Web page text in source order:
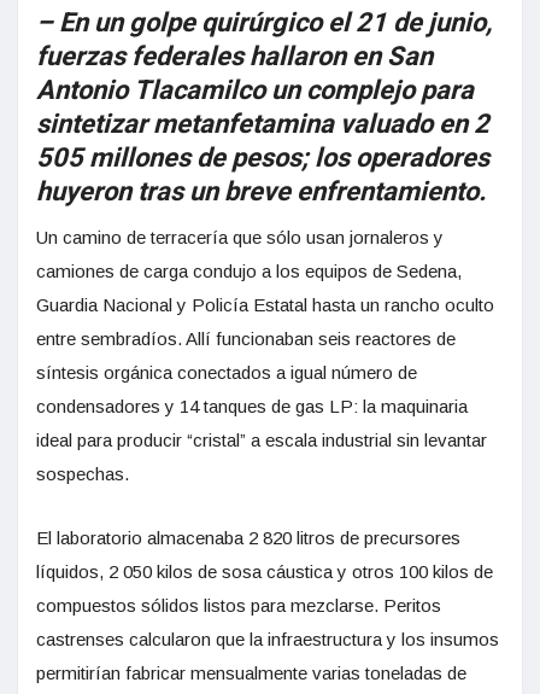
– En un golpe quirúrgico el 21 de junio,
fuerzas federales hallaron en San
Antonio Tlacamilco un complejo para
sintetizar metanfetamina valuado en 2
505 millones de pesos; los operadores
huyeron tras un breve enfrentamiento.
Un camino de terracería que sólo usan jornaleros y
camiones de carga condujo a los equipos de Sedena,
Guardia Nacional y Policía Estatal hasta un rancho oculto
entre sembradíos. Allí funcionaban seis reactores de
síntesis orgánica conectados a igual número de
condensadores y 14 tanques de gas LP: la maquinaria
ideal para producir “cristal” a escala industrial sin levantar
sospechas.
El laboratorio almacenaba 2 820 litros de precursores
líquidos, 2 050 kilos de sosa cáustica y otros 100 kilos de
compuestos sólidos listos para mezclarse. Peritos
castrenses calcularon que la infraestructura y los insumos
permitirían fabricar mensualmente varias toneladas de